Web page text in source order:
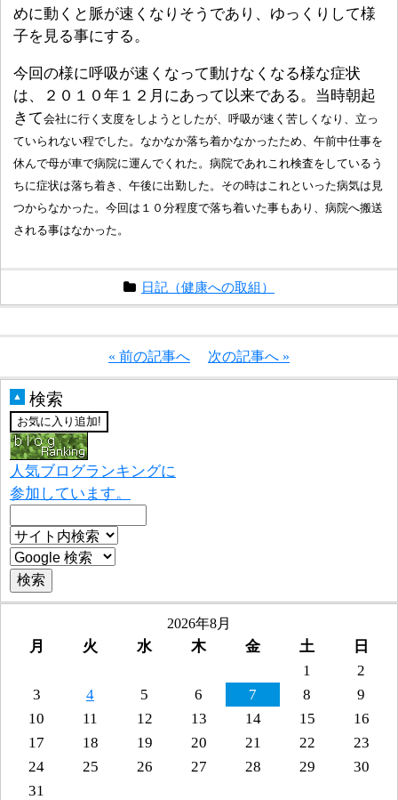
めに動くと脈が速くなりそうであり、ゆっくりして様
子を見る事にする。
今回の様に呼吸が速くなって動けなくなる様な症状
は、２０１０年１２月にあって以来である。当時朝起
きて会社に行く 支度をしようとしたが、呼吸が速く苦しくなり、立っ
ていられない程でした。なかなか落ち着かなかったため、午前中仕事を
休んで母が車で病院に運んでくれた。病院であれこれ検査をしているう
ちに症状は落ち着き、午後に出勤した。その時はこれといった病気は見
つからなかった。 今回は１０分程度で落ち着いた事もあり、病院へ搬送
される事はなかった。
日記（健康への取組）
« 前の記事へ 次の記事へ »
▲ 検索
人気ブログランキングに
参加しています。
2026年8月
月 火 水 木 金 土
日
1
2
3
4 5 6 7 8
9
10
11 12 13 14 15
16
17
18 19 20 21 22
23
24
25 26 27 28 29
30
31